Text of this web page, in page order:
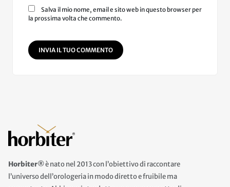
Salva il mio nome, email e sito web in questo browser per
la prossima volta che commento.
INVIA IL TUO COMMENTO
Horbiter®è nato nel 2013 con l’obiettivo di raccontare
l’universo dell’orologeria in modo diretto e fruibile ma